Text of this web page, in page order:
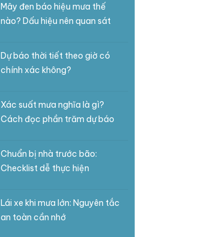
Mây đen báo hiệu mưa thế
nào? Dấu hiệu nên quan sát
Dự báo thời tiết theo giờ có
chính xác không?
Xác suất mưa nghĩa là gì?
Cách đọc phần trăm dự báo
Chuẩn bị nhà trước bão:
Checklist dễ thực hiện
Lái xe khi mưa lớn: Nguyên tắc
an toàn cần nhớ